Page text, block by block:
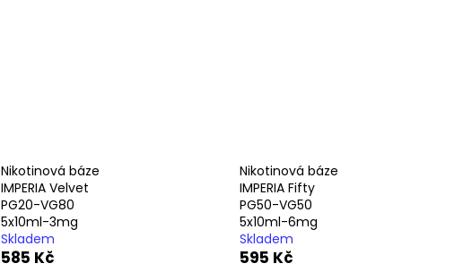
Nikotinová báze
IMPERIA Velvet
PG20-VG80
5x10ml-3mg
Skladem
585 Kč
Nikotinová báze
IMPERIA Fifty
PG50-VG50
5x10ml-6mg
Skladem
595 Kč